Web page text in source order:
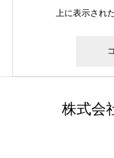
上に表示され
株式会